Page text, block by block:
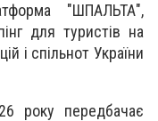
"ШПАЛЬТА",
для туристів на
і спільнот України
року передбачає